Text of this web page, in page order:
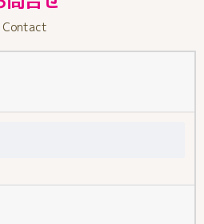
Contact